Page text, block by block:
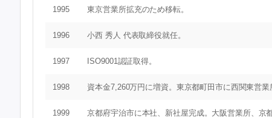
1995 東京営業所拡充のため移転。
1996 小西 秀人 代表取締役就任。
1997 ISO9001認証取得。
1998 資本金7,260万円に増資。東京都町田市に西関東営業
1999
京都府宇治市に本社、新社屋完成。大阪営業所、京